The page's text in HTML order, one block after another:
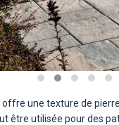
une texture de
être utilisée pour des